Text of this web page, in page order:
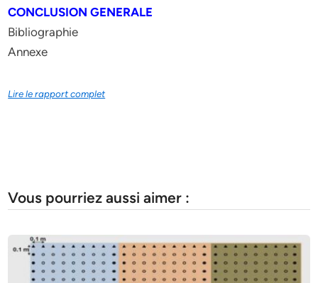
CONCLUSION GENERALE
Bibliographie
Annexe
Lire le rapport complet
Vous pourriez aussi aimer :